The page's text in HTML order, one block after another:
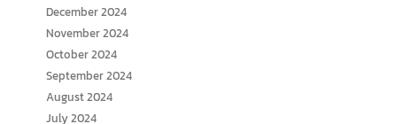
December 2024
November 2024
October 2024
September 2024
August 2024
July 2024